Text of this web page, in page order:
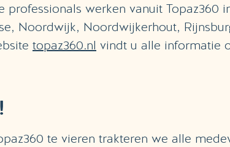
professionals werken vanuit Topaz360
Noordwijk, Noordwijkerhout,
topaz360.nl vindt u alle informatie
te vieren trakteren we alle